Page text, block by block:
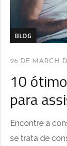
BLOG
26 DE MARCH
10
para
Encontre a
se trata de